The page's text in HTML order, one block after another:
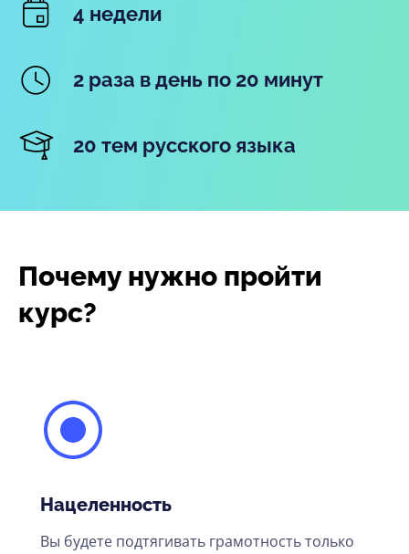
4 недели
2 раза в день по 20 минут
20 тем русского языка
Почему нужно пройти
курс?
Нацеленность
Вы будете подтягивать грамотность только